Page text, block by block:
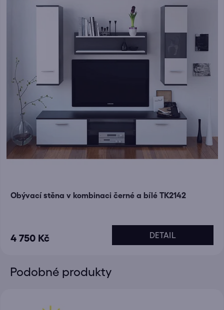
Obývací stěna v kombinaci černé a bílé TK2142
4 750 Kč DETAIL
Podobné produkty